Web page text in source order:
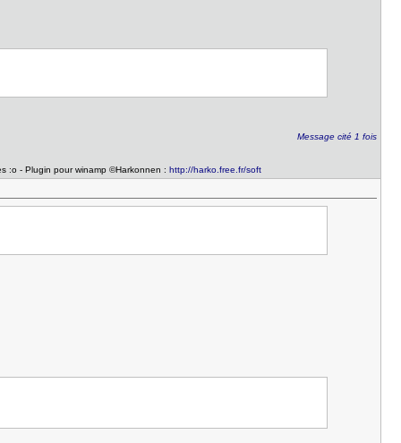
Message cité 1 fois
:o - Plugin pour winamp ©Harkonnen :http://harko.free.fr/soft